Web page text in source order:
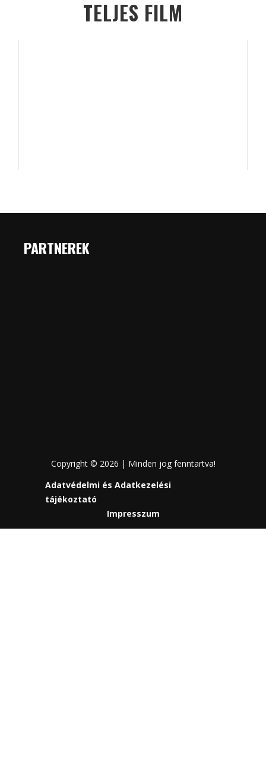
TELJES FILM
PARTNEREK
Copyright © 2026 | Minden jog fenntartva!
Adatvédelmi és Adatkezelési
tájékoztató
Impresszum